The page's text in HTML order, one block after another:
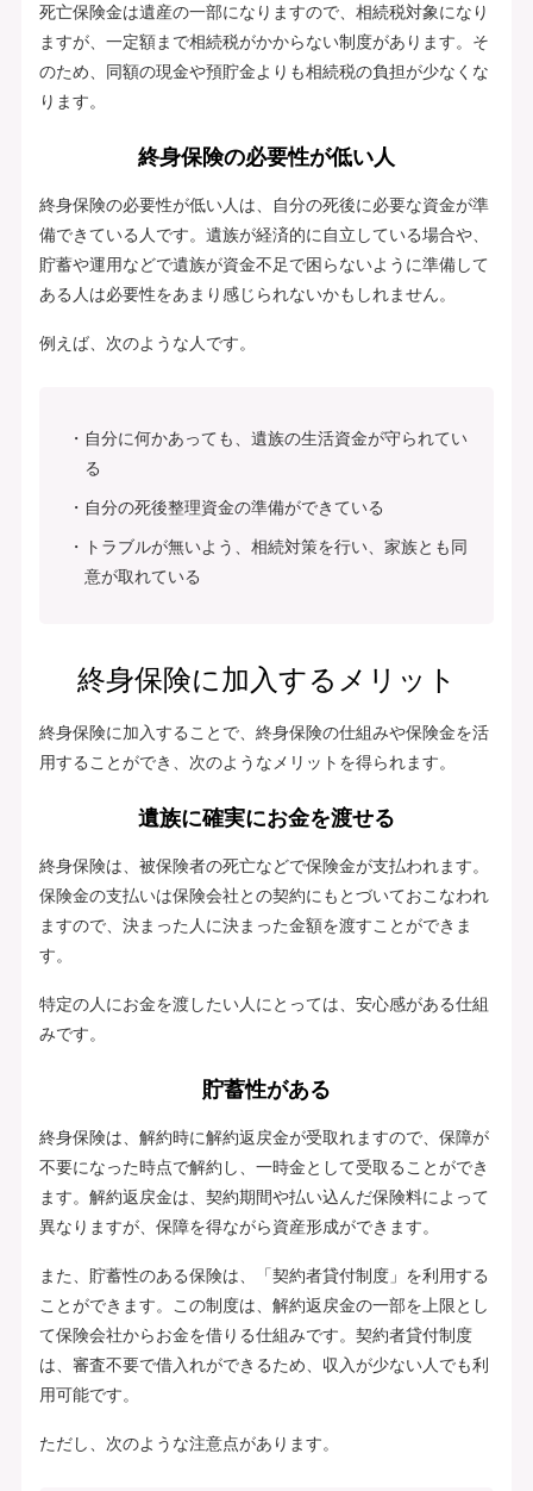
死亡保険金は遺産の一部になりますので、相続税対象になり
ますが、一定額まで相続税がかからない制度があります。そ
のため、同額の現金や預貯金よりも相続税の負担が少なくな
ります。
終身保険の必要性が低い人
終身保険の必要性が低い人は、自分の死後に必要な資金が準
備できている人です。遺族が経済的に自立している場合や、
貯蓄や運用などで遺族が資金不足で困らないように準備して
ある人は必要性をあまり感じられないかもしれません。
例えば、次のような人です。
自分に何かあっても、遺族の生活資金が守られてい
る
自分の死後整理資金の準備ができている
トラブルが無いよう、相続対策を行い、家族とも同
意が取れている
終身保険に加入するメリット
終身保険に加入することで、終身保険の仕組みや保険金を活
用することができ、次のようなメリットを得られます。
遺族に確実にお金を渡せる
終身保険は、被保険者の死亡などで保険金が支払われます。
保険金の支払いは保険会社との契約にもとづいておこなわれ
ますので、決まった人に決まった金額を渡すことができま
す。
特定の人にお金を渡したい人にとっては、安心感がある仕組
みです。
貯蓄性がある
終身保険は、解約時に解約返戻金が受取れますので、保障が
不要になった時点で解約し、一時金として受取ることができ
ます。解約返戻金は、契約期間や払い込んだ保険料によって
異なりますが、保障を得ながら資産形成ができます。
また、貯蓄性のある保険は、「契約者貸付制度」を利用する
ことができます。この制度は、解約返戻金の一部を上限とし
て保険会社からお金を借りる仕組みです。契約者貸付制度
は、審査不要で借入れができるため、収入が少ない人でも利
用可能です。
ただし、次のような注意点があります。